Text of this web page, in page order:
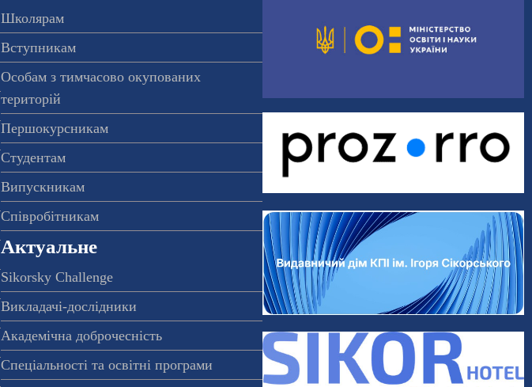
Школярам
Вступникам
Особам з тимчасово окупованих
територій
Першокурсникам
Студентам
Випускникам
Співробітникам
Актуальне
Sikorsky Challenge
Викладачі-дослідники
Академічна доброчесність
Спеціальності та освітні програми